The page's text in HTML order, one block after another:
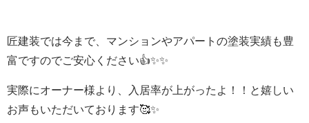
匠建装では今まで、マンションやアパートの塗装実績も豊
富ですのでご安心ください👍✨✨
実際にオーナー様より、入居率が上がったよ！！と嬉しい
お声もいただいております🥰✨